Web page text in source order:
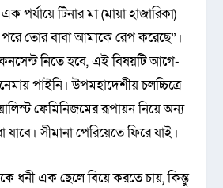
পর্যায়ে টিনার মা (মায়া হাজারিকা)
পরে তোর বাবা আমাকে রেপ করেছে”।
কনসেন্ট নিতে হবে, এই বিষয়টি আগে-
পাইনি। উপমহাদেশীয় চলচ্চিত্রে
ফেমিনিজমের রূপায়ন নিয়ে অন্য
সীমানা পেরিয়েতে ফিরে যাই।
ধনী এক ছেলে বিয়ে করতে চায়, কিন্তু